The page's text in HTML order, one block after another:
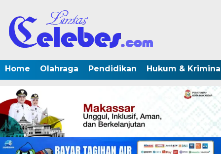
Home Olahraga Pendidikan Hukum &